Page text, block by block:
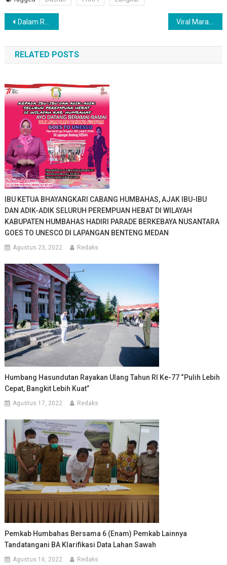
Navigasi
pos
Dalam Rangka Pencapaian Vaksin, Polsek Parapat Laksanakan Kegiatan Vaksinasi Secara Door To Door
RELATED POSTS
IBU KETUA BHAYANGKARI CABANG HUMBAHAS, AJAK IBU-IBU
DAN ADIK-ADIK SELURUH PEREMPUAN HEBAT DI WILAYAH
KABUPATEN HUMBAHAS HADIRI PARADE BERKEBAYA NUSANTARA
GOES TO UNESCO DI LAPANGAN BENTENG MEDAN
Agustus 23, 2022 Redaks
Humbang Hasundutan Rayakan Ulang Tahun RI Ke-77 “Pulih Lebih
Cepat, Bangkit Lebih Kuat”
Agustus 17, 2022 Redaks
Pemkab Humbahas Bersama 6 (enam) Pemkab Lainnya
Tandatangani BA Klarifikasi Data Lahan Sawah
Agustus 16, 2022 Redaks